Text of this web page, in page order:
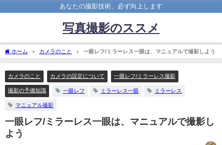
あなたの撮影技術、必ず向上します
写真撮影のススメ
ホーム カメラのこと 一眼レフ/ミラーレス一眼は、マニュアルで撮影しよう
カメラのこと カメラの設定について 一眼レフ/ミラーレス撮影
撮影の予備知識 一眼レフ ミラーレス一眼 ミラーレス
マニュアル撮影
一眼レフ/ミラーレス一眼は、マニュアルで撮影し
よう